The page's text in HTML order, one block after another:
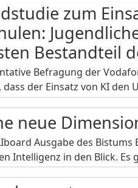
zum
Bestandteil
Befragung der
der Einsatz von KI den
neue
Ausgabe des
Intelligenz in den Blick. Es